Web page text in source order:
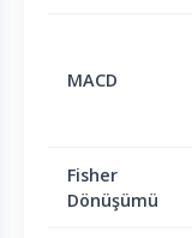
MACD
Fisher
Dönüşümü